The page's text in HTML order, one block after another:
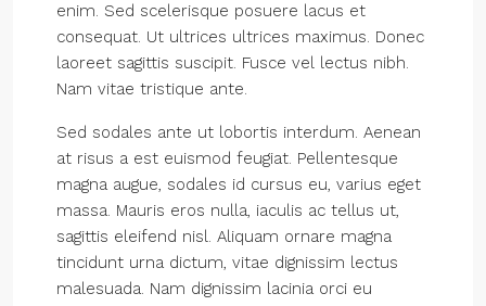
enim. Sed scelerisque posuere lacus et
consequat. Ut ultrices ultrices maximus. Donec
laoreet sagittis suscipit. Fusce vel lectus nibh.
Nam vitae tristique ante.
Sed sodales ante ut lobortis interdum. Aenean
at risus a est euismod feugiat. Pellentesque
magna augue, sodales id cursus eu, varius eget
massa. Mauris eros nulla, iaculis ac tellus ut,
sagittis eleifend nisl. Aliquam ornare magna
tincidunt urna dictum, vitae dignissim lectus
malesuada. Nam dignissim lacinia orci eu